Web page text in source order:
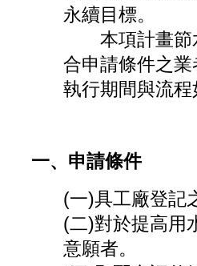
永續目標。
本項計畫節
合申請條件之
執行期間與流程
一、申請條件
(一)具工廠登記
(二)對於提高用
意願者。